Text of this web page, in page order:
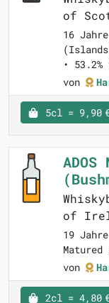
of
16
•
von
5cl = 9,90
of
19
von
2cl = 4,80